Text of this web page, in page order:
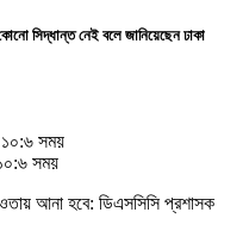
সিদ্ধান্ত নেই বলে জানিয়েছেন ঢাকা
সময়
সময়